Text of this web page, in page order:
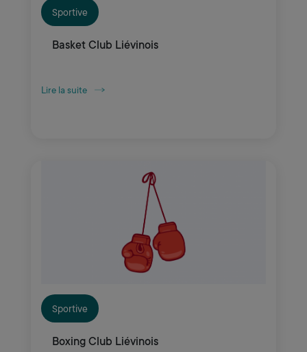
Sportive
Basket Club Liévinois
Lire la suite
Sportive
Boxing Club Liévinois